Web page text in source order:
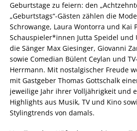
Geburtstage zu feiern: den
„Geburtstags“-Gästen zählen die
Schrowange, Laura Wontorra und Kai
Schauspieler*innen Jutta Speidel und
die Sänger Max Giesinger, Giovanni
sowie Comedian Bülent Ceylan und
Herrmann. Mit nostalgischer Freude
mit Gastgeber Thomas Gottschalk
jeweilige Jahr ihrer Volljährigkeit und
Highlights aus Musik, TV und Kino
Stylingtrends von damals.